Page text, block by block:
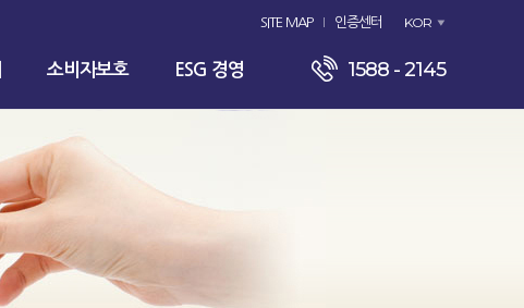
SITE MAP 인증센터 KOR
소비자보호 ESG 경영 1588 - 2145